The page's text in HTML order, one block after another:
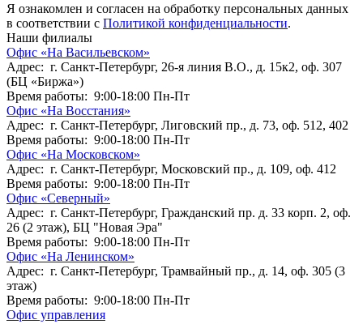
Я ознакомлен и согласен на обработку персональных данных
в соответствии с Политикой конфиденциальности.
Наши филиалы
Офис «На Васильевском»
Адрес: г. Санкт-Петербург, 26-я линия В.О., д. 15к2, оф. 307
(БЦ «Биржа»)
Время работы: 9:00-18:00 Пн-Пт
Офис «На Восстания»
Адрес: г. Санкт-Петербург, Лиговский пр., д. 73, оф. 512, 402
Время работы: 9:00-18:00 Пн-Пт
Офис «На Московском»
Адрес: г. Санкт-Петербург, Московский пр., д. 109, оф. 412
Время работы: 9:00-18:00 Пн-Пт
Офис «Северный»
Адрес: г. Санкт-Петербург, Гражданский пр. д. 33 корп. 2, оф.
26 (2 этаж), БЦ "Новая Эра"
Время работы: 9:00-18:00 Пн-Пт
Офис «На Ленинском»
Адрес: г. Санкт-Петербург, Трамвайный пр., д. 14, оф. 305 (3
этаж)
Время работы: 9:00-18:00 Пн-Пт
Офис управления